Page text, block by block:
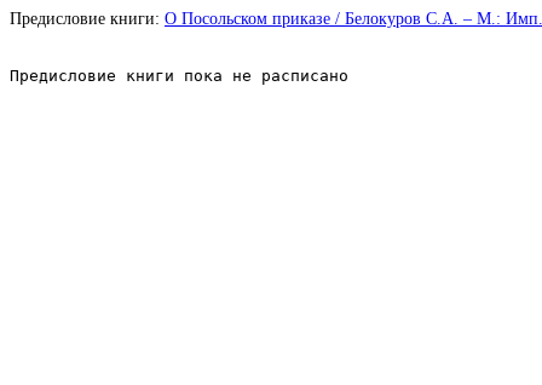
Предисловие книги: О Посольском приказе / Белокуров С.А. – М.:
Предисловие книги пока не расписано